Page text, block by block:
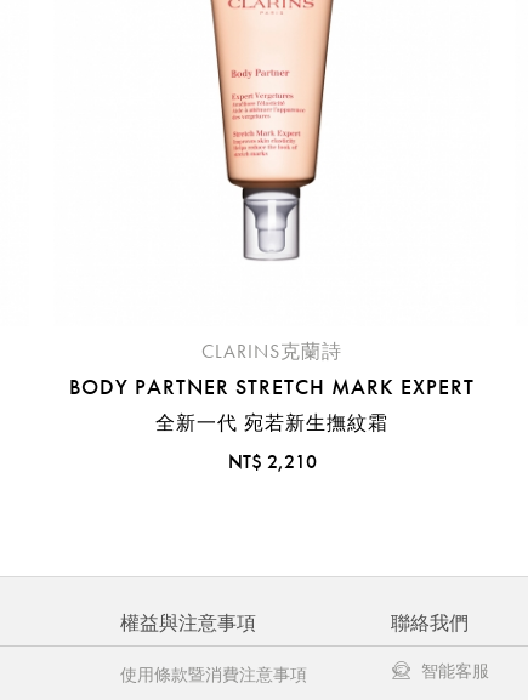
國際線出境旅客使用
場的下單時間皆不相同，細節或訂購流程指引，請瀏覽
CLARINS克蘭詩
BODY PARTNER STRETCH MARK EXPERT
全新一代 宛若新生撫紋霜
NT$ 2,210
權益與注意事項
使用條款暨消費注意事項
聯絡我們
智能客服